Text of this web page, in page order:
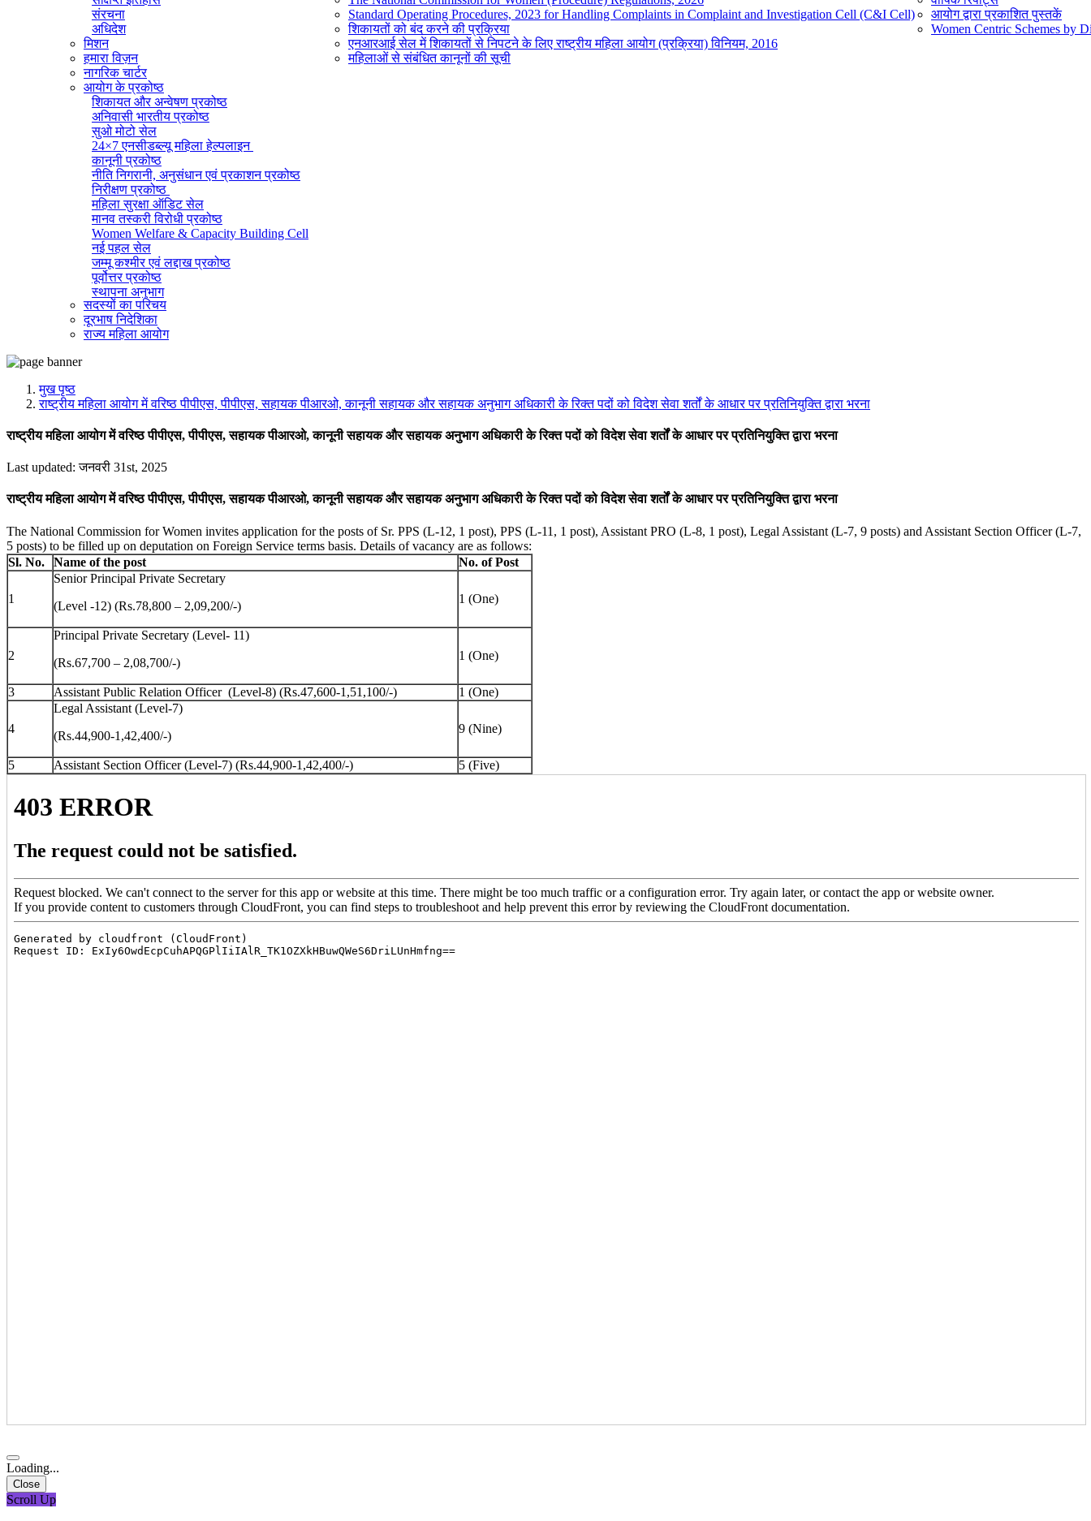
संरचना
अधिदेश
मिशन
हमारा विज़न
नागरिक चार्टर
आयोग के प्रकोष्ठ
शिकायत और अन्वेषण प्रकोष्ठ
अनिवासी भारतीय प्रकोष्ठ
सुओ मोटो सेल
24×7 एनसीडब्ल्यू महिला हेल्पलाइन
कानूनी प्रकोष्ठ
नीति निगरानी, ​​अनुसंधान एवं प्रकाशन प्रकोष्ठ
निरीक्षण प्रकोष्ठ
महिला सुरक्षा ऑडिट सेल
मानव तस्करी विरोधी प्रकोष्ठ
Women Welfare & Capacity Building Cell
नई पहल सेल
जम्मू कश्मीर एवं लद्दाख प्रकोष्ठ
पूर्वोत्तर प्रकोष्ठ
स्थापना अनुभाग
व्यवस्थापक अनुभाग (सामान्य)
सूचना का अधिकार प्रकोष्ठ
राजभाषा प्रकोष्ठ
डिजिटल शक्ति केंद्र
सदस्यों का परिचय
दूरभाष निदेशिका
राज्य महिला आयोग
Standard Operating Procedures, 2023 for Handling Complaints in Complaint and Investigation Cell (C&I Cell)
शिकायतों को बंद करने की प्रक्रिया
एनआरआई सेल में शिकायतों से निपटने के लिए राष्ट्रीय महिला आयोग (प्रक्रिया) विनियम, 2016
महिलाओं से संबंधित कानूनों की सूची
आयोग द्वारा प्रकाशित पुस्तकें
Women Centric Schemes by
मुख पृष्ठ
राष्ट्रीय महिला आयोग में वरिष्ठ पीपीएस, पीपीएस, सहायक पीआरओ, कानूनी सहायक और सहायक अनुभाग अधिकारी के रिक्त पदों को विदेश सेवा शर्तों के आधार पर प्रतिनियुक्ति द्वारा भरना
राष्ट्रीय महिला आयोग में वरिष्ठ पीपीएस, पीपीएस, सहायक पीआरओ, कानूनी सहायक और सहायक अनुभाग अधिकारी के रिक्त पदों को विदेश सेवा शर्तों के आधार पर प्रतिनियुक्ति द्वारा भरना
Last updated: जनवरी 31st, 2025
राष्ट्रीय महिला आयोग में वरिष्ठ पीपीएस, पीपीएस, सहायक पीआरओ, कानूनी सहायक और सहायक अनुभाग अधिकारी के रिक्त पदों को विदेश सेवा शर्तों के आधार पर प्रतिनियुक्ति द्वारा भरना
The National Commission for Women invites application for the posts of Sr. PPS (L-12, 1 post), PPS (L-11, 1 post), Assistant PRO (L-8, 1 post), Legal Assistant (L-7, 9 posts) and Assistant Section Officer (L-7,
5 posts) to be filled up on deputation on Foreign Service terms basis. Details of vacancy are as follows:
Sl. No.
Name of the post No. of Post
1
Senior Principal Private Secretary
(Level -12) (Rs.78,800 – 2,09,200/-)
1 (One)
2
Principal Private Secretary (Level- 11)
(Rs.67,700 – 2,08,700/-)
1 (One)
3 Assistant Public Relation Officer (Level-8) (Rs.47,600-1,51,100/-) 1 (One)
4
Legal Assistant (Level-7)
(Rs.44,900-1,42,400/-)
9 (Nine)
5 Assistant Section Officer (Level-7) (Rs.44,900-1,42,400/-) 5 (Five)
Loading...
Close
Scroll Up